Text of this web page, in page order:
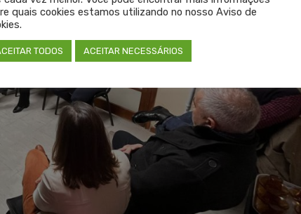
quais cookies estamos utilizando no nosso Aviso de
TODOS ACEITAR NECESSÁRIOS